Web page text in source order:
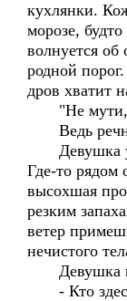
кухлянки.
морозе,
волнуется
родной
дров хватит
"Не мути,
Ведь
Девушка
Где-то рядом
высохшая
резким
ветер
нечистого
Девушка
- Кто